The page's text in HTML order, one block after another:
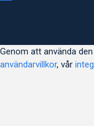
Genom att använda
användarvillkor, vår